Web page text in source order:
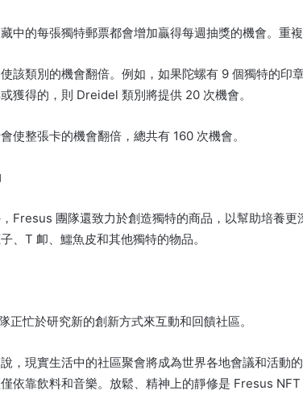
中的每張獨特郵票都會增加贏得每週抽獎的機會。 重
該類別的機會翻倍。 例如，如果陀螺有 9 個獨特的印
獲得的，則 Dreidel 類別將提供 20 次機會。
使整張卡的機會翻倍，總共有 160 次機會。
Fresus 團隊還致力於創造獨特的商品，以幫助培養更
、T 卹、鱷魚皮和其他獨特的物品。
正忙於研究新的創新方式來互動和回饋社區。
，現實生活中的社區聚會將成為世界各地會議和活動的
依靠飲料和音樂。 放鬆、精神上的靜修是 Fresus NFT